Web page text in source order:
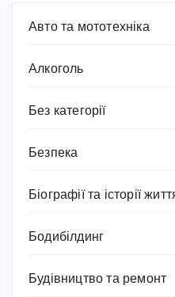
Авто та мототехніка
Алкоголь
Без категорії
Безпека
Біографії та історії
Бодибілдинг
Будівництво та ремонт